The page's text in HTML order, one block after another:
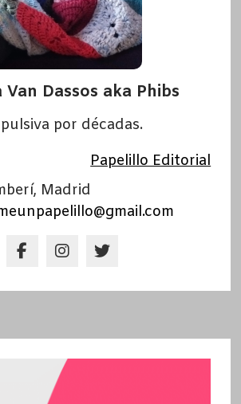
Van Dassos aka Phibs
por décadas.
Papelillo Editorial
Madrid